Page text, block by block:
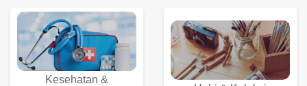
Kesehatan &